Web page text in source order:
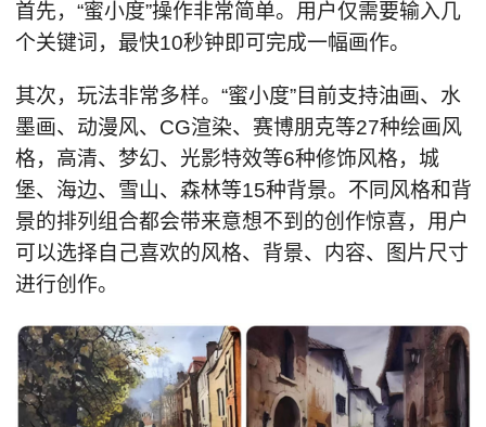
首先，“蜜小度”操作非常简单。用户仅需要输入几
个关键词，最快10秒钟即可完成一幅画作。
其次，玩法非常多样。“蜜小度”目前支持油画、水
墨画、动漫风、CG渲染、赛博朋克等27种绘画风
格，高清、梦幻、光影特效等6种修饰风格，城
堡、海边、雪山、森林等15种背景。不同风格和背
景的排列组合都会带来意想不到的创作惊喜，用户
可以选择自己喜欢的风格、背景、内容、图片尺寸
进行创作。